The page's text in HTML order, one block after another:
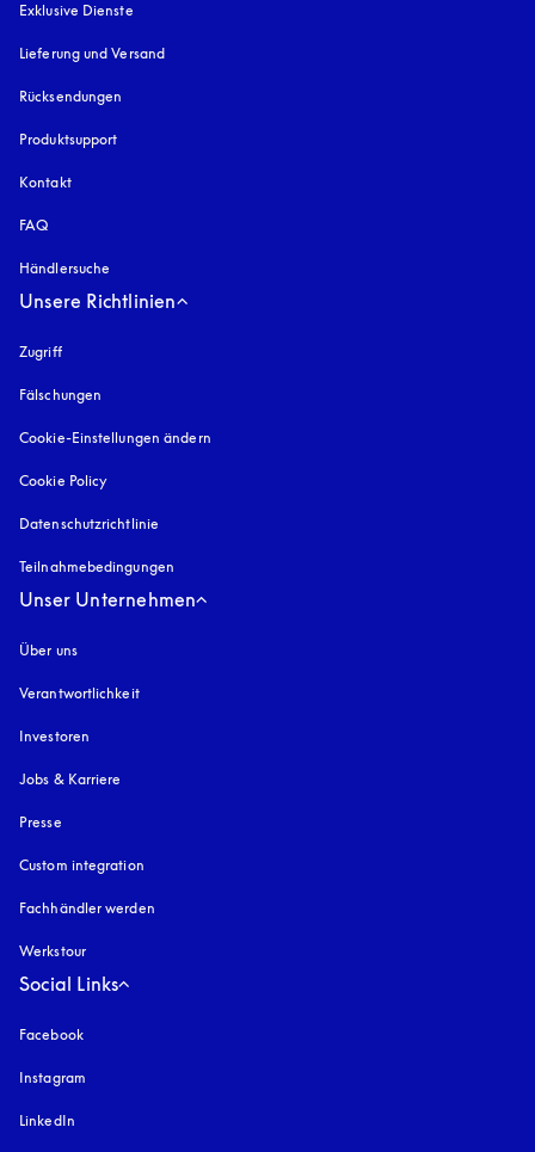
Exklusive Dienste
Lieferung und Versand
Rücksendungen
Produktsupport
Kontakt
FAQ
Händlersuche
Unsere Richtlinien
Zugrifföffnet sich in einem neuen Tab
Fälschungen
Cookie-Einstellungen ändern
Cookie Policy
Datenschutzrichtlinie
Teilnahmebedingungen
Unser Unternehmen
Über uns
Verantwortlichkeit
Investoren
Jobs & Karriere
Presse
Custom integration
Fachhändler werden
Werkstour
Social Links
Facebook
Instagram
LinkedIn